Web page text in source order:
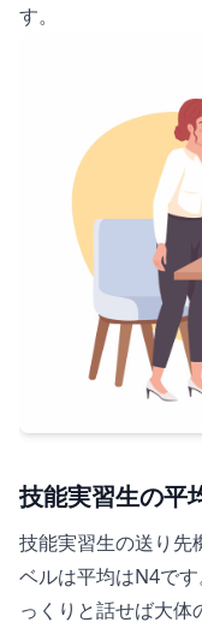
す。
技能実習生の平
技能実習生の送り先
ベルは平均はN4で
っくりと話せば大体